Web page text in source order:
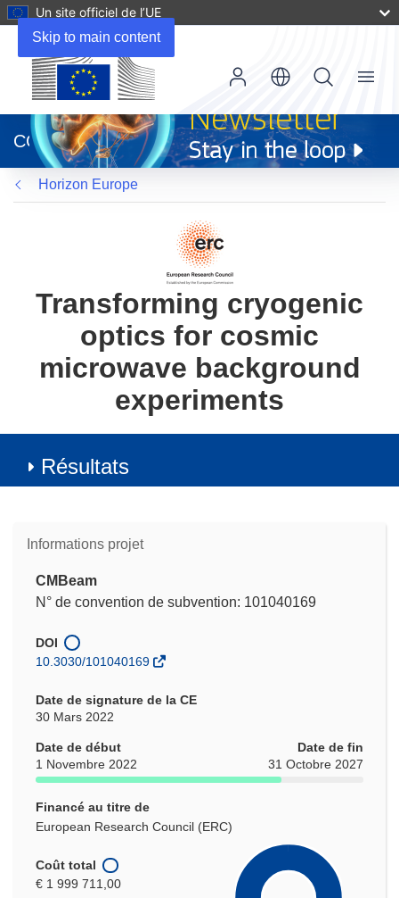
Skip to main content
Un site officiel de l’UE
dans
une
nouvelle
fenêtre)
CORDIS
Menu
Horizon Europe
Transforming cryogenic
optics for cosmic
microwave background
experiments
Résultats
Informations projet
CMBeam
N° de convention de subvention: 101040169
DOI
10.3030/101040169
Date de signature de la CE
30 Mars 2022
Date de début
1 Novembre 2022
Date de fin
31 Octobre 2027
Financé au titre de
European Research Council (ERC)
Coût total
€ 1 999 711,00